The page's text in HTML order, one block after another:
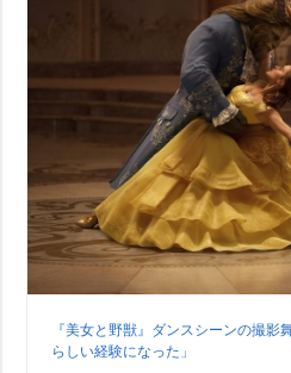
『美女と野獣』ダンスシーンの撮
らしい経験になった」